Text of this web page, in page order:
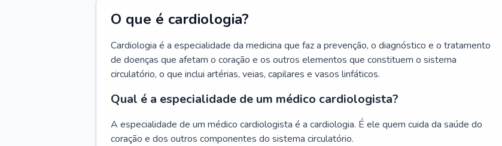
O que é cardiologia?
Cardiologia é a especialidade da medicina que faz a prevenção, o diagnóstico e o tratamento
de doenças que afetam o coração e os outros elementos que constituem o sistema
circulatório, o que inclui artérias, veias, capilares e vasos linfáticos.
Qual é a especialidade de um médico cardiologista?
A especialidade de um médico cardiologista é a cardiologia. É ele quem cuida da saúde do
coração e dos outros componentes do sistema circulatório.